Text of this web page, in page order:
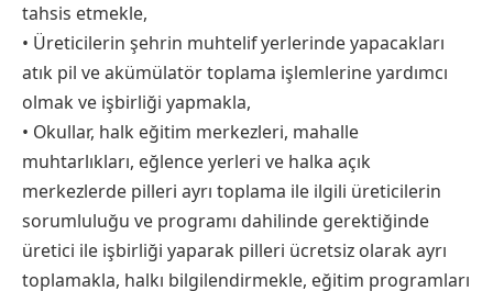
tahsis etmekle,
• Üreticilerin şehrin muhtelif yerlerinde yapacakları
atık pil ve akümülatör toplama işlemlerine yardımcı
olmak ve işbirliği yapmakla,
• Okullar, halk eğitim merkezleri, mahalle
muhtarlıkları, eğlence yerleri ve halka açık
merkezlerde pilleri ayrı toplama ile ilgili üreticilerin
sorumluluğu ve programı dahilinde gerektiğinde
üretici ile işbirliği yaparak pilleri ücretsiz olarak ayrı
toplamakla, halkı bilgilendirmekle, eğitim programları